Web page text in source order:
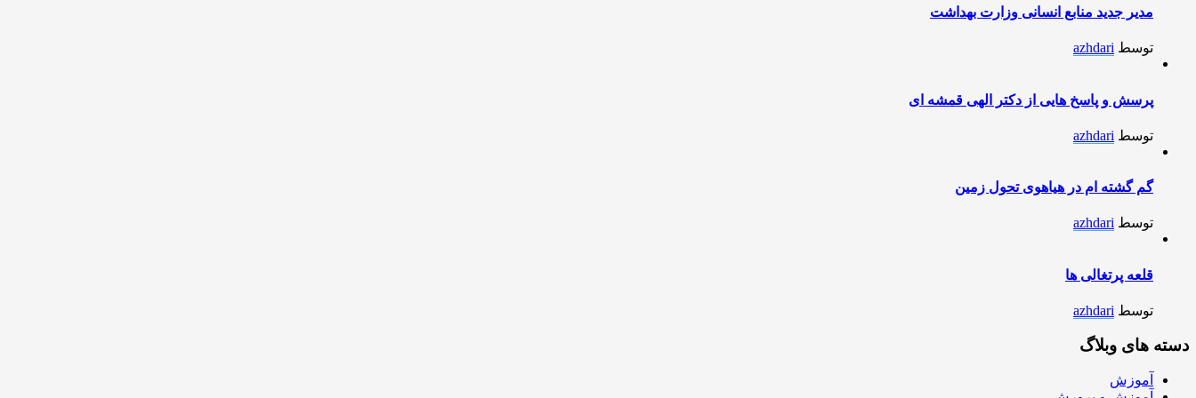
مدیر جدید منابع انسانی وزارت بهداشت
توسط azhdari
پرسش و پاسخ هایی از دکتر الهی قمشه ای
توسط azhdari
گم گشته ام در هیاهوی تحول زمین
توسط azhdari
قلعه پرتغالی ها
توسط azhdari
دسته های وبلاگ
آموزش